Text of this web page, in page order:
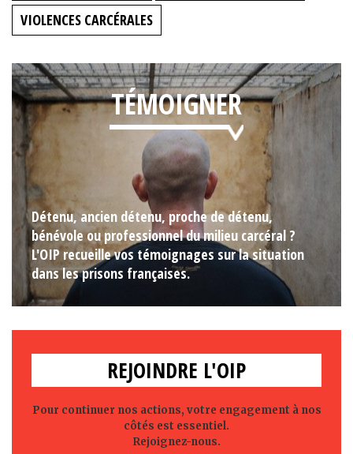
VIOLENCES CARCÉRALES
TÉMOIGNER
Détenu, ancien détenu, proche de détenu,
bénévole ou professionnel du milieu carcéral ?
L'OIP recueille vos témoignages sur la situation
dans les prisons françaises.
REJOINDRE L'OIP
Pour continuer nos actions, votre engagement à nos
côtés est essentiel.
Rejoignez-nous.